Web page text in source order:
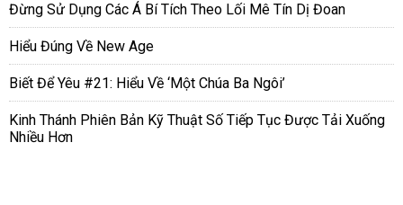
Đừng Sử Dụng Các Á Bí Tích Theo Lối Mê Tín Dị Đoan
Hiểu Đúng Về New Age
Biết Để Yêu #21: Hiểu Về ‘Một Chúa Ba Ngôi’
Kinh Thánh Phiên Bản Kỹ Thuật Số Tiếp Tục Được Tải Xuống
Nhiều Hơn